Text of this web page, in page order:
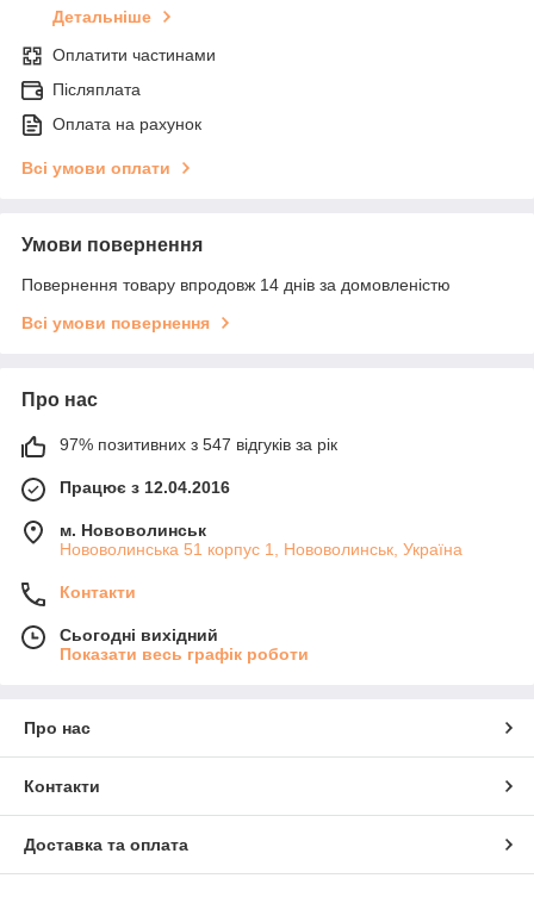
Детальніше
Оплатити частинами
Післяплата
Оплата на рахунок
Всі умови оплати
Умови повернення
Повернення товару впродовж 14 днів за домовленістю
Всі умови повернення
Про нас
97% позитивних з 547 відгуків за рік
Працює з 12.04.2016
м. Нововолинськ
Нововолинська 51 корпус 1, Нововолинськ, Україна
Контакти
Сьогодні вихідний
Показати весь графік роботи
Про нас
Контакти
Доставка та оплата